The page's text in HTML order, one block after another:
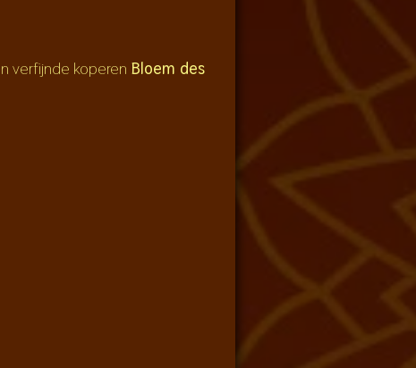
verfijnde koperen Bloem des